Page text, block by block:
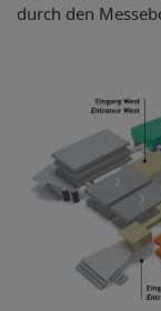
durch den